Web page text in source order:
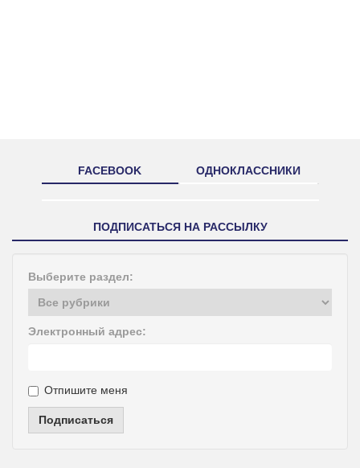
FACEBOOK ОДНОКЛАССНИКИ
ПОДПИСАТЬСЯ НА РАССЫЛКУ
Выберите раздел:
Электронный адрес:
Отпишите меня
Подписаться